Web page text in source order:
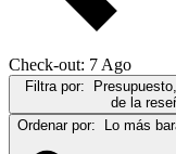
Check-out: 7 Ago
Filtra por:
de la
Ordenar por: Lo más